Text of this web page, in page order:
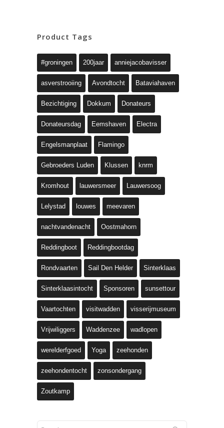
Product Tags
#groningen 200jaar anniejacobavisser
asverstrooiing Avondtocht Bataviahaven
Bezichtiging Dokkum Donateurs
Donateursdag Eemshaven Electra
Engelsmanplaat Flamingo
Gebroeders Luden Klussen knrm
Kromhout lauwersmeer Lauwersoog
Lelystad louwes meevaren
nachtvandenacht Oostmahorn
Reddingboot Reddingbootdag
Rondvaarten Sail Den Helder Sinterklaas
Sinterklaasintocht Sponsoren sunsettour
Vaartochten visitwadden visserijmuseum
Vrijwiliggers Waddenzee wadlopen
werelderfgoed Yoga zeehonden
zeehondentocht zonsondergang
Zoutkamp